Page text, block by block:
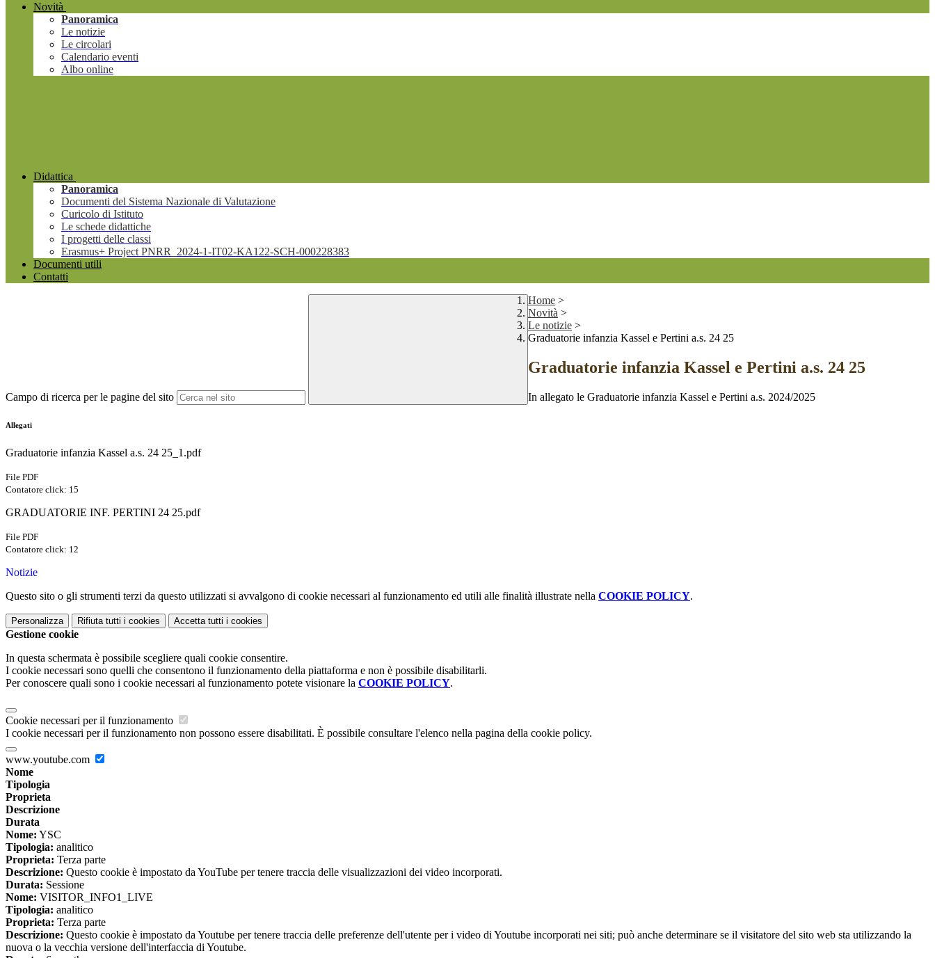
Novità
Panoramica
Le notizie
Le circolari
Calendario eventi
Albo online
Didattica
Panoramica
Documenti del Sistema Nazionale di Valutazione
Curicolo di Istituto
Le schede didattiche
I progetti delle classi
Erasmus+ Project PNRR_2024-1-IT02-KA122-SCH-000228383
Documenti utili
Contatti
Campo di ricerca per le pagine del sito
Home >
Novità >
Le notizie >
Graduatorie infanzia Kassel e Pertini a.s. 24 25
Graduatorie infanzia Kassel e Pertini a.s. 24 25
In allegato le Graduatorie infanzia Kassel e Pertini a.s. 2024/2025
Allegati
Graduatorie infanzia Kassel a.s. 24 25_1.pdf
File PDF
Contatore click: 15
GRADUATORIE INF. PERTINI 24 25.pdf
File PDF
Contatore click: 12
Notizie
Questo sito o gli strumenti terzi da questo utilizzati si avvalgono di cookie necessari al funzionamento ed utili alle finalità illustrate nella COOKIE POLICY.
Personalizza Rifiuta tutti i cookies Accetta tutti i cookies
Gestione cookie
In questa schermata è possibile scegliere quali cookie consentire.
I cookie necessari sono quelli che consentono il funzionamento della piattaforma e non è possibile disabilitarli.
Per conoscere quali sono i cookie necessari al funzionamento potete visionare la COOKIE POLICY.
Cookie necessari per il funzionamento
I cookie necessari per il funzionamento non possono essere disabilitati. È possibile consultare l'elenco nella pagina della cookie policy.
www.youtube.com
Nome
Tipologia
Proprieta
Descrizione
Durata
Nome: YSC
Tipologia: analitico
Proprieta: Terza parte
Descrizione: Questo cookie è impostato da YouTube per tenere traccia delle visualizzazioni dei video incorporati.
Durata: Sessione
Nome: VISITOR_INFO1_LIVE
Tipologia: analitico
Proprieta: Terza parte
Descrizione: Questo cookie è impostato da Youtube per tenere traccia delle preferenze dell'utente per i video di Youtube incorporati nei siti; può anche determinare se il visitatore del sito web sta utilizzando la
nuova o la vecchia versione dell'interfaccia di Youtube.